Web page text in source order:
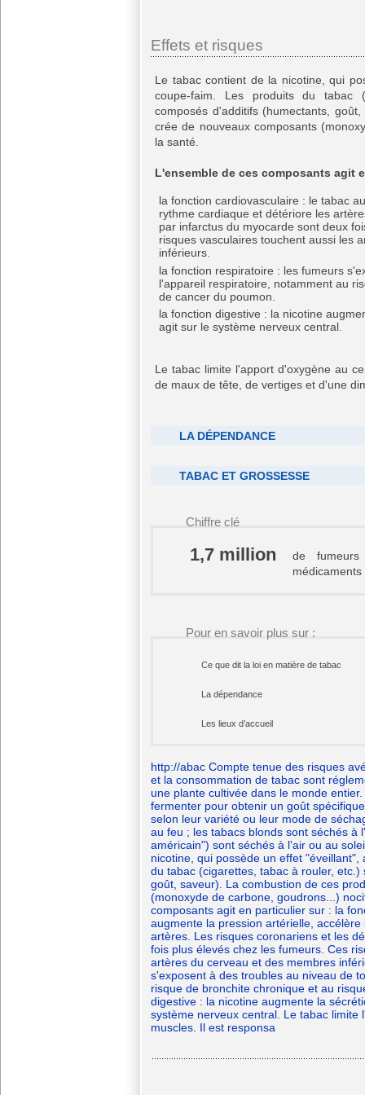
Effets et risques
Le tabac contient de la nicotine, qui
coupe-faim. Les produits du tabac
composés d'additifs (humectants,
crée de nouveaux composants
la santé.
L'ensemble de ces composants agit
la fonction cardiovasculaire : le tabac
rythme cardiaque et détériore les
par infarctus du myocarde sont deux
risques vasculaires touchent aussi les
inférieurs.
la fonction respiratoire : les fumeurs
l'appareil respiratoire, notamment au
de cancer du poumon.
la fonction digestive : la nicotine
agit sur le système nerveux central.
Le tabac limite l'apport d'oxygène au
de maux de tête, de vertiges et d'une
LA DÉPENDANCE
TABAC ET GROSSESSE
Chiffre clé
1,7 million
de
Pour en savoir plus sur :
Ce que dit la loi en matière de tabac
La dépendance
Les lieux d’accueil
http://abac Compte tenue des risques
et la consommation de tabac sont
une plante cultivée dans le monde
fermenter pour obtenir un goût
selon leur variété ou leur mode de
au feu ; les tabacs blonds sont séchés à
américain") sont séchés à l'air ou au
nicotine, qui possède un effet
du tabac (cigarettes, tabac à rouler,
goût, saveur). La combustion de ces
(monoxyde de carbone, goudrons...)
composants agit en particulier sur : la
augmente la pression artérielle,
artères. Les risques coronariens et les
fois plus élevés chez les fumeurs. Ces
artères du cerveau et des membres
s'exposent à des troubles au niveau de
risque de bronchite chronique et au
digestive : la nicotine augmente la
système nerveux central. Le tabac
muscles. Il est responsa